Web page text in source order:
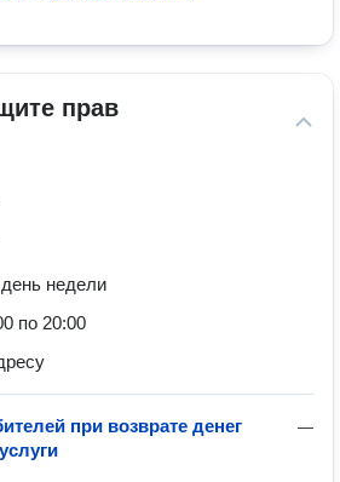
прав
недели
по 20:00
—
при возврате денег